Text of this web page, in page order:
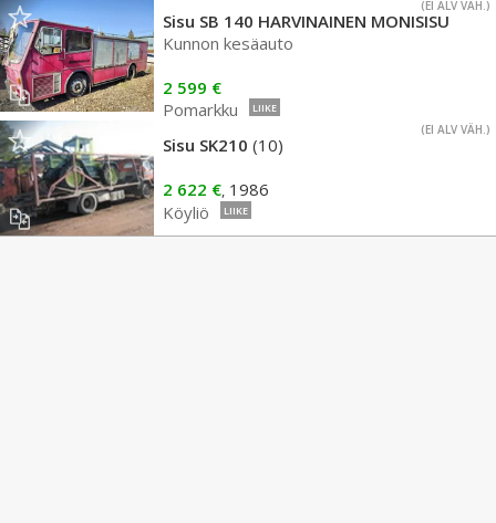
(EI ALV VÄH.)
Sisu SB 140 HARVINAINEN MONISISU
Kunnon kesäauto
2 599 €
Pomarkku
LIIKE
(EI ALV VÄH.)
Sisu SK210 (10)
2 622 €, 1986
Köyliö
LIIKE